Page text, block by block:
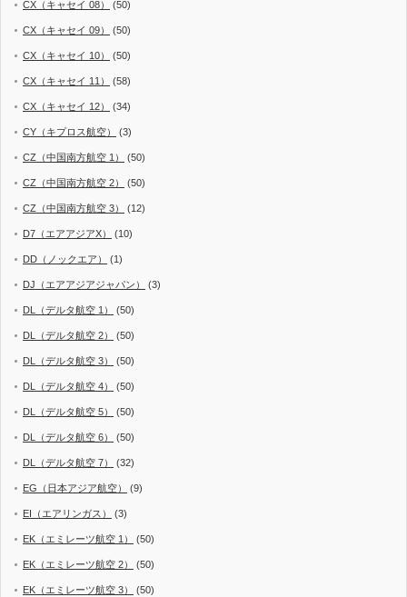
CX（キャセイ 08） (50)
CX（キャセイ 09） (50)
CX（キャセイ 10） (50)
CX（キャセイ 11） (58)
CX（キャセイ 12） (34)
CY（キプロス航空） (3)
CZ（中国南方航空 1） (50)
CZ（中国南方航空 2） (50)
CZ（中国南方航空 3） (12)
D7（エアアジアX） (10)
DD（ノックエア） (1)
DJ（エアアジアジャパン） (3)
DL（デルタ航空 1） (50)
DL（デルタ航空 2） (50)
DL（デルタ航空 3） (50)
DL（デルタ航空 4） (50)
DL（デルタ航空 5） (50)
DL（デルタ航空 6） (50)
DL（デルタ航空 7） (32)
EG（日本アジア航空） (9)
EI（エアリンガス） (3)
EK（エミレーツ航空 1） (50)
EK（エミレーツ航空 2） (50)
EK（エミレーツ航空 3） (50)